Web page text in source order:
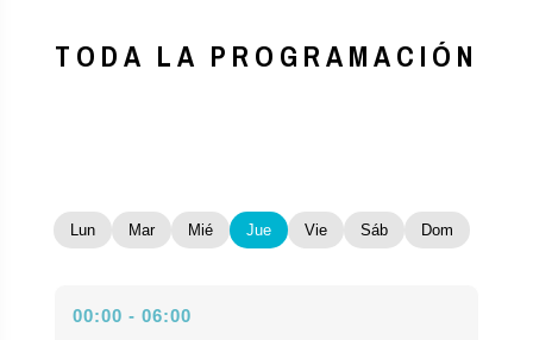
TODA LA PROGRAMACIÓN
Lun Mar Mié Jue Vie Sáb Dom
00:00 - 06:00